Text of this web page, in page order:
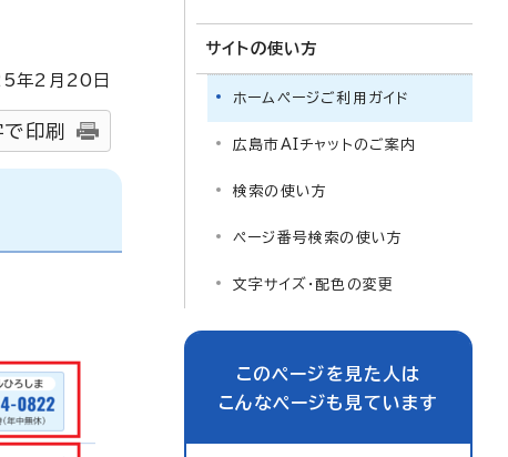
年2月 20 日
印刷
サイトの使い方
ホームページご利用ガイド
広島市AIチャットのご案内
検索の使い方
ページ番号検索の使い方
文字サイズ・配色の変更
このページを見た人は
こんなページも見ています